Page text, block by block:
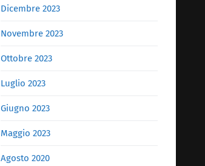
Dicembre 2023
Novembre 2023
Ottobre 2023
Luglio 2023
Giugno 2023
Maggio 2023
Agosto 2020